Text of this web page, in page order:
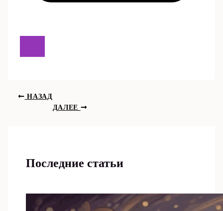
НАЗАД
ДАЛЕЕ
Последние статьи